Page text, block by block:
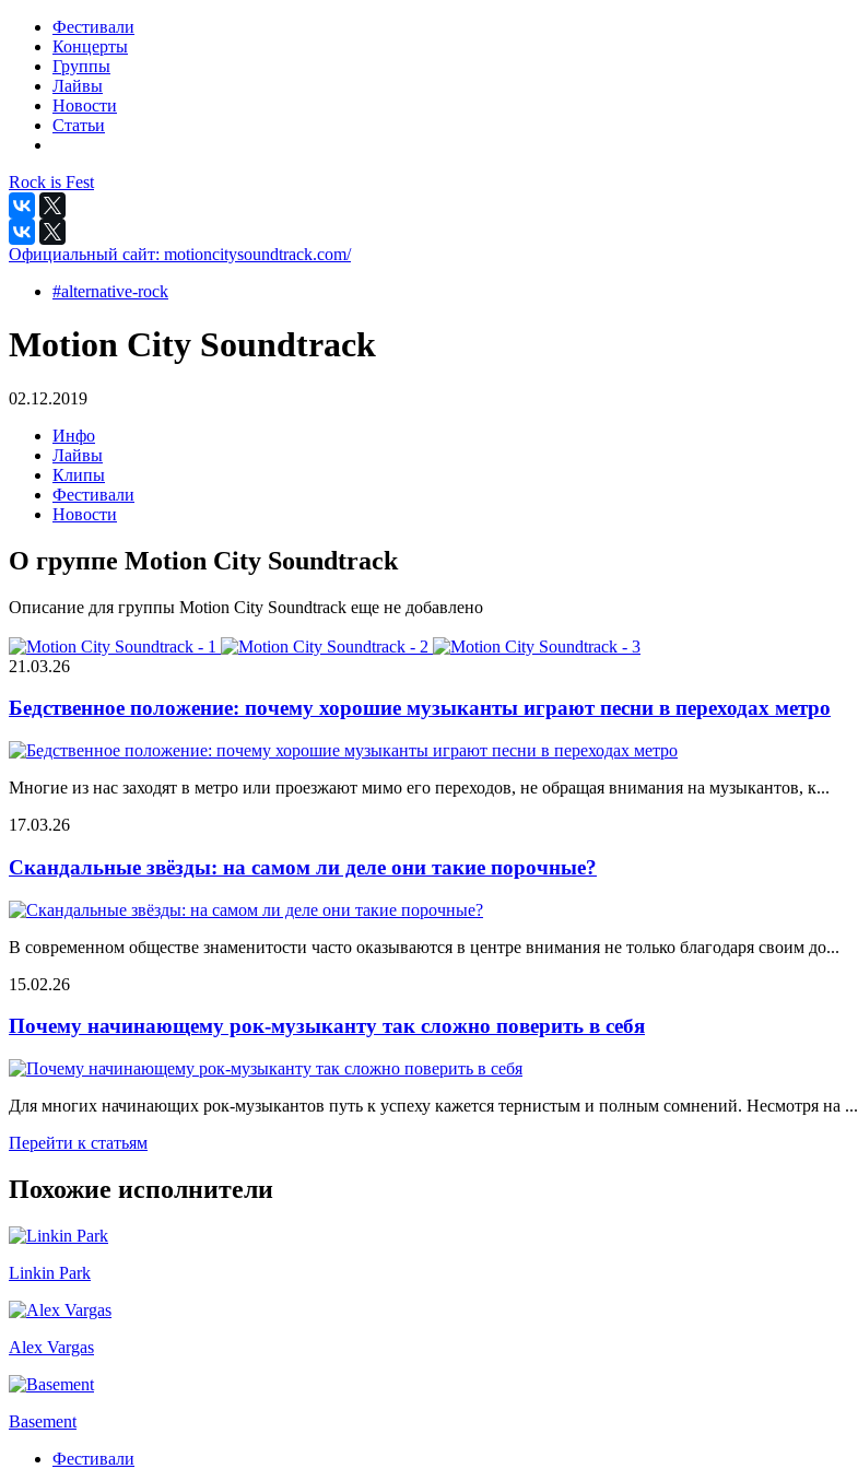
Фестивали
Концерты
Группы
Лайвы
Новости
Статьи
Rock is Fest
Официальный сайт: motioncitysoundtrack.com/
#alternative-rock
Motion City Soundtrack
02.12.2019
Инфо
Лайвы
Клипы
Фестивали
Новости
О группе Motion City Soundtrack
Описание для группы Motion City Soundtrack еще не добавлено
21.03.26
Бедственное положение: почему хорошие музыканты играют песни в переходах метро
Многие из нас заходят в метро или проезжают мимо его переходов, не обращая внимания на музыкантов, к...
17.03.26
Скандальные звёзды: на самом ли деле они такие порочные?
В современном обществе знаменитости часто оказываются в центре внимания не только благодаря своим до...
15.02.26
Почему начинающему рок-музыканту так сложно поверить в себя
Для многих начинающих рок-музыкантов путь к успеху кажется тернистым и полным сомнений. Несмотря на ...
Перейти к статьям
Похожие исполнители
Linkin Park
Alex Vargas
Basement
Фестивали